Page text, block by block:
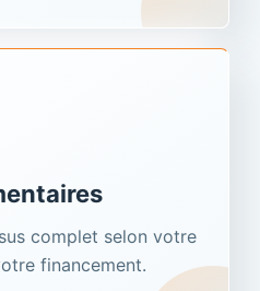
complet selon votre
financement.